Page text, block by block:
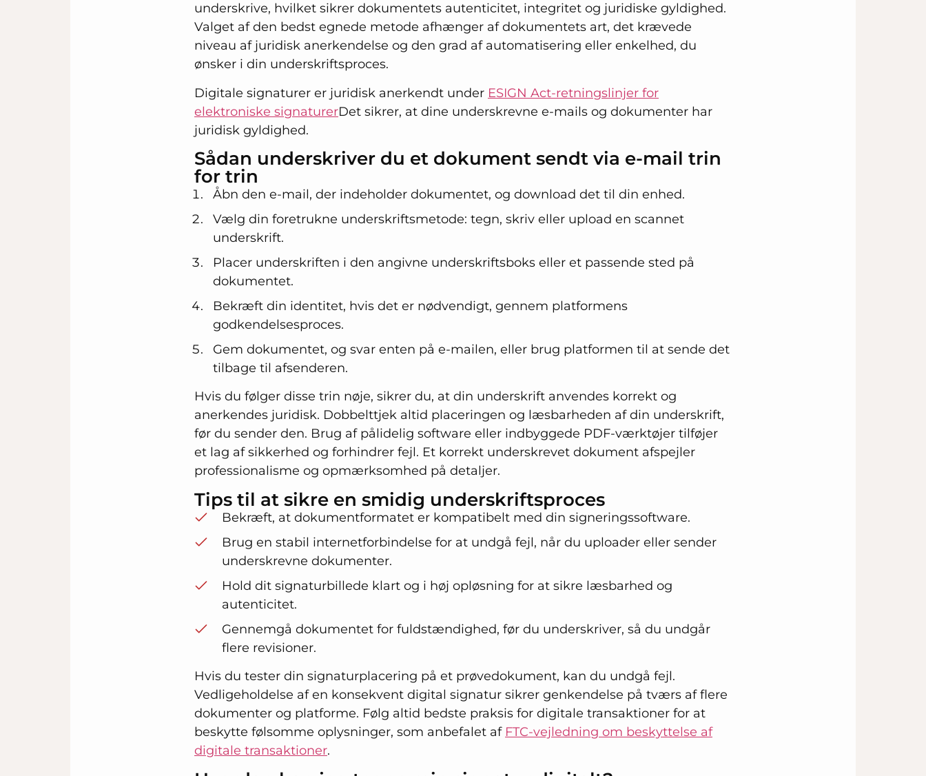
underskrive, hvilket sikrer dokumentets autenticitet, integritet og juridiske gyldighed.
Valget af den bedst egnede metode afhænger af dokumentets art, det krævede
niveau af juridisk anerkendelse og den grad af automatisering eller enkelhed, du
ønsker i din underskriftsproces.
Digitale signaturer er juridisk anerkendt under ESIGN Act-retningslinjer for
elektroniske signaturerDet sikrer, at dine underskrevne e-mails og dokumenter har
juridisk gyldighed.
Sådan underskriver du et dokument sendt via e-mail trin
for trin
Åbn den e-mail, der indeholder dokumentet, og download det til din enhed.
Vælg din foretrukne underskriftsmetode: tegn, skriv eller upload en scannet
underskrift.
Placer underskriften i den angivne underskriftsboks eller et passende sted på
dokumentet.
Bekræft din identitet, hvis det er nødvendigt, gennem platformens
godkendelsesproces.
Gem dokumentet, og svar enten på e-mailen, eller brug platformen til at sende det
tilbage til afsenderen.
Hvis du følger disse trin nøje, sikrer du, at din underskrift anvendes korrekt og
anerkendes juridisk. Dobbelttjek altid placeringen og læsbarheden af din underskrift,
før du sender den. Brug af pålidelig software eller indbyggede PDF-værktøjer tilføjer
et lag af sikkerhed og forhindrer fejl. Et korrekt underskrevet dokument afspejler
professionalisme og opmærksomhed på detaljer.
Tips til at sikre en smidig underskriftsproces
Bekræft, at dokumentformatet er kompatibelt med din signeringssoftware.
Brug en stabil internetforbindelse for at undgå fejl, når du uploader eller sender
underskrevne dokumenter.
Hold dit signaturbillede klart og i høj opløsning for at sikre læsbarhed og
autenticitet.
Gennemgå dokumentet for fuldstændighed, før du underskriver, så du undgår
flere revisioner.
Hvis du tester din signaturplacering på et prøvedokument, kan du undgå fejl.
Vedligeholdelse af en konsekvent digital signatur sikrer genkendelse på tværs af flere
dokumenter og platforme. Følg altid bedste praksis for digitale transaktioner for at
beskytte følsomme oplysninger, som anbefalet af FTC-vejledning om beskyttelse af
digitale transaktioner.